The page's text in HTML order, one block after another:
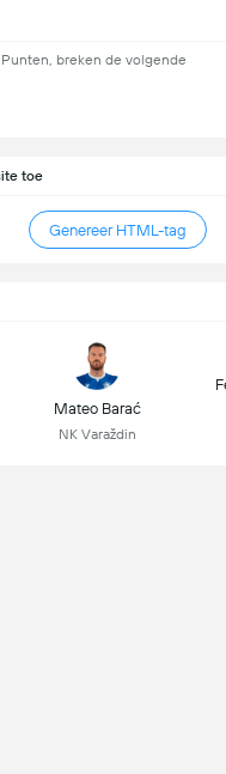
breken de volgende
toe
Genereer HTML-tag
Mateo Barać
NK Varaždin